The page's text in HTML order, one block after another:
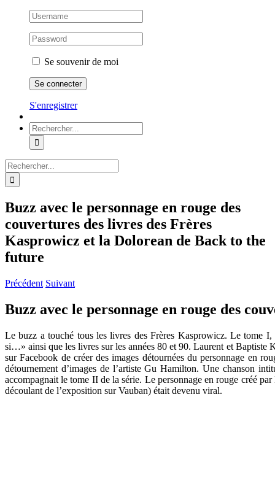
Se souvenir de moi
S'enregistrer
Rechercher:
Rechercher:
Buzz avec le personnage en rouge des
couvertures des livres des Frères
Kasprowicz et la Dolorean de Back to the
future
Précédent Suivant
Buzz avec le personnage en rouge des
Le buzz a touché tous les livres des Frères Kasprowicz. Le tome
si…» ainsi que les livres sur les années 80 et 90. Laurent et Baptiste
sur Facebook de créer des images détournées du personnage en
détournement d’images de l’artiste Gu Hamilton. Une chanson
accompagnait le tome II de la série. Le personnage en rouge créé
découlant de l’exposition sur Vauban) était devenu viral.